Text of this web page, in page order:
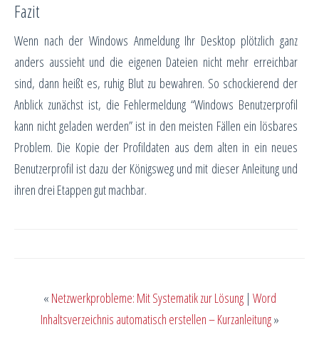
Fazit
Wenn nach der Windows Anmeldung Ihr Desktop plötzlich ganz
anders aussieht und die eigenen Dateien nicht mehr erreichbar
sind, dann heißt es, ruhig Blut zu bewahren. So schockierend der
Anblick zunächst ist, die Fehlermeldung “Windows Benutzerprofil
kann nicht geladen werden” ist in den meisten Fällen ein lösbares
Problem. Die Kopie der Profildaten aus dem alten in ein neues
Benutzerprofil ist dazu der Königsweg und mit dieser Anleitung und
ihren drei Etappen gut machbar.
« Netzwerkprobleme: Mit Systematik zur Lösung| Word
Inhaltsverzeichnis automatisch erstellen – Kurzanleitung»